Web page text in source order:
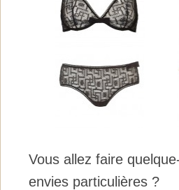
Vous allez faire
envies particulières ?